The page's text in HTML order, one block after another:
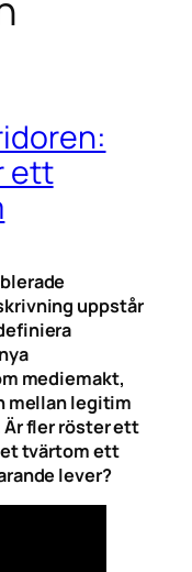
ett
uppstår
mediemakt,
mellan legitim
fler röster ett
tvärtom ett
lever?